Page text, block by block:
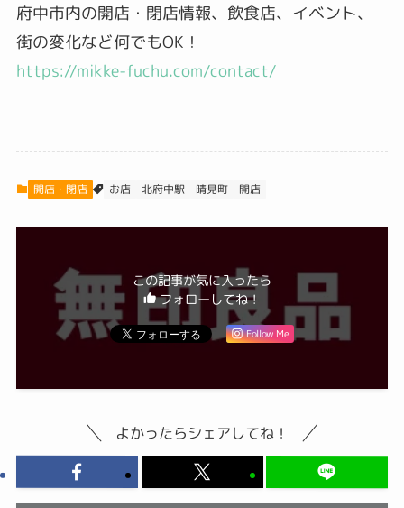
府中市内の開店・閉店情報、飲食店、イベント、
街の変化など何でもOK！
https://mikke-fuchu.com/contact/
開店・閉店 お店 北府中駅 晴見町 開店
この記事が気に入ったら
フォローしてね！
Follow Me
よかったらシェアしてね！